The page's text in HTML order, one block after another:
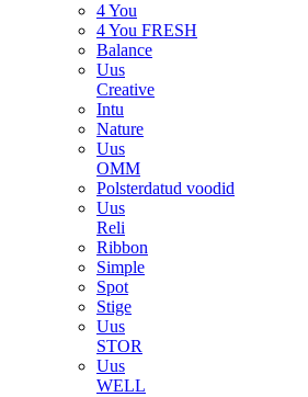
4 You
4 You FRESH
Balance
Uus
Creative
Intu
Nature
Uus
OMM
Polsterdatud voodid
Uus
Reli
Ribbon
Simple
Spot
Stige
Uus
STOR
Uus
WELL